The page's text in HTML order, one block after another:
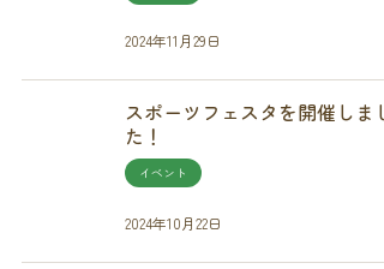
2024年11月29日
スポーツフェスタを開催しまし
た！
イベント
2024年10月22日